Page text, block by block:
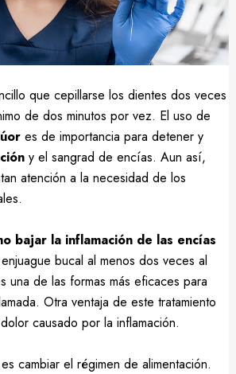
que cepillarse los dientes dos veces
de dos minutos por vez. El uso de
es de importancia para detener y
y el sangrad de encías. Aun así,
atención a la necesidad de los
bajar la inflamación de las encías
bucal al menos dos veces al
una de las formas más eficaces para
Otra ventaja de este tratamiento
causado por la inflamación.
cambiar el régimen de alimentación.